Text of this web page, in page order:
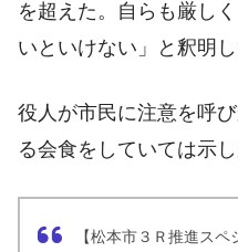
を超えた。自らも厳し
いといけない」と釈明し
役人が市民に注意を呼
る会食をしていては示し
【松本市３Ｒ推進スペ